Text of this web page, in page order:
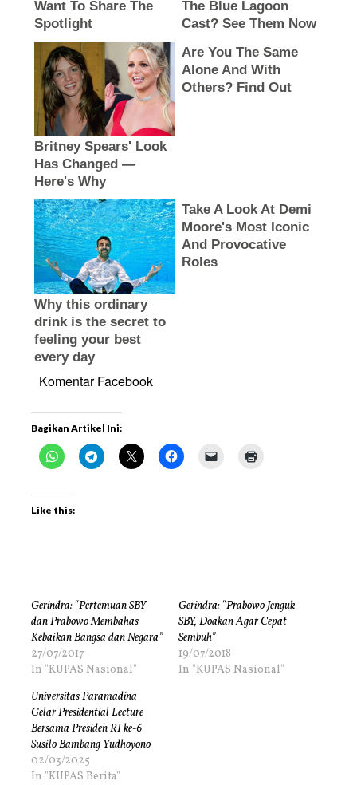
Komentar Facebook
Bagikan Artikel Ini:
Like this:
Gerindra: “Pertemuan SBY
dan Prabowo Membahas
Kebaikan Bangsa dan Negara”
27/07/2017
In "KUPAS Nasional"
Gerindra: “Prabowo Jenguk
SBY, Doakan Agar Cepat
Sembuh”
19/07/2018
In "KUPAS Nasional"
Universitas Paramadina
Gelar Presidential Lecture
Bersama Presiden RI ke-6
Susilo Bambang Yudhoyono
02/03/2025
In "KUPAS Berita"